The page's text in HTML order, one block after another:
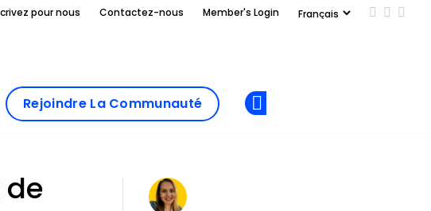
pour nous Contactez-nous Member's Login Add us
Follow
Rejoindre La Communauté
de